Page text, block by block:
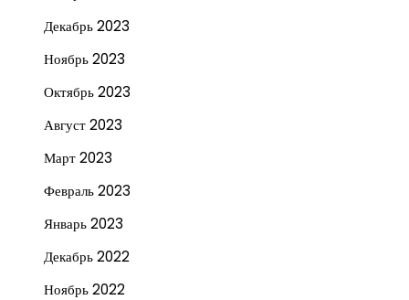
Декабрь 2023
Ноябрь 2023
Октябрь 2023
Август 2023
Март 2023
Февраль 2023
Январь 2023
Декабрь 2022
Ноябрь 2022